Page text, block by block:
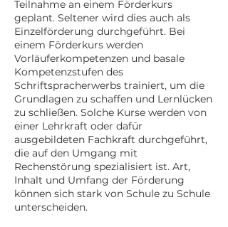
Teilnahme an einem Förderkurs
geplant. Seltener wird dies auch als
Einzelförderung durchgeführt. Bei
einem Förderkurs werden
Vorläuferkompetenzen und basale
Kompetenzstufen des
Schriftspracherwerbs trainiert, um die
Grundlagen zu schaffen und Lernlücken
zu schließen. Solche Kurse werden von
einer Lehrkraft oder dafür
ausgebildeten Fachkraft durchgeführt,
die auf den Umgang mit
Rechenstörung spezialisiert ist. Art,
Inhalt und Umfang der Förderung
können sich stark von Schule zu Schule
unterscheiden.